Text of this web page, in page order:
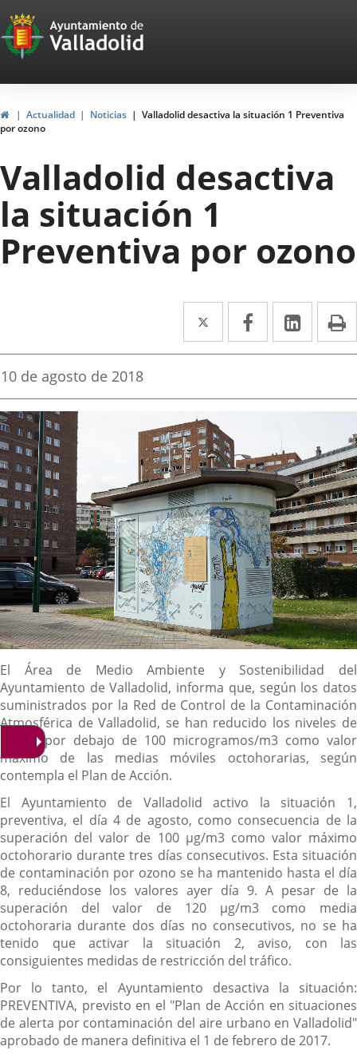
Portal
Web
del
Ayuntamiento
de
Valladolid
InicioActualidad Noticias
Valladolid desactiva la situación 1 Preventiva
por ozono
Valladolid desactiva
la situación 1
Preventiva por ozono
Twitter
Enlace
a
aplicación
externa.
Facebook
Enlace
a
aplicación
Enlace
a
Fecha
la
noticia
10 de agosto de 2018
Descripción
El Área de Medio Ambiente y Sostenibilidad del
Ayuntamiento de Valladolid, informa que, según los datos
suministrados por la Red de Control de la Contaminación
Atmosférica de Valladolid, se han reducido los niveles de
ozono por debajo de 100 microgramos/m3 como valor
máximo de las medias móviles octohorarias, según
contempla el Plan de Acción.
El Ayuntamiento de Valladolid activo la situación 1,
preventiva, el día 4 de agosto, como consecuencia de la
superación del valor de 100 µg/m3 como valor máximo
octohorario durante tres días consecutivos. Esta situación
de contaminación por ozono se ha mantenido hasta el día
8, reduciéndose los valores ayer día 9. A pesar de la
superación del valor de 120 µg/m3 como media
octohoraria durante dos días no consecutivos, no se ha
tenido que activar la situación 2, aviso, con las
consiguientes medidas de restricción del tráfico.
Por lo tanto, el Ayuntamiento desactiva la situación:
PREVENTIVA, previsto en el "Plan de Acción en situaciones
de alerta por contaminación del aire urbano en Valladolid"
aprobado de manera definitiva el 1 de febrero de 2017.